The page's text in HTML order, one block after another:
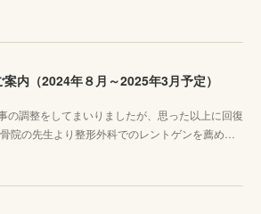
内（2024年８月～2025年3月予定）
の調整をしてまいりましたが、思った以上に回復
院の先生より整形外科でのレントゲンを薦め…